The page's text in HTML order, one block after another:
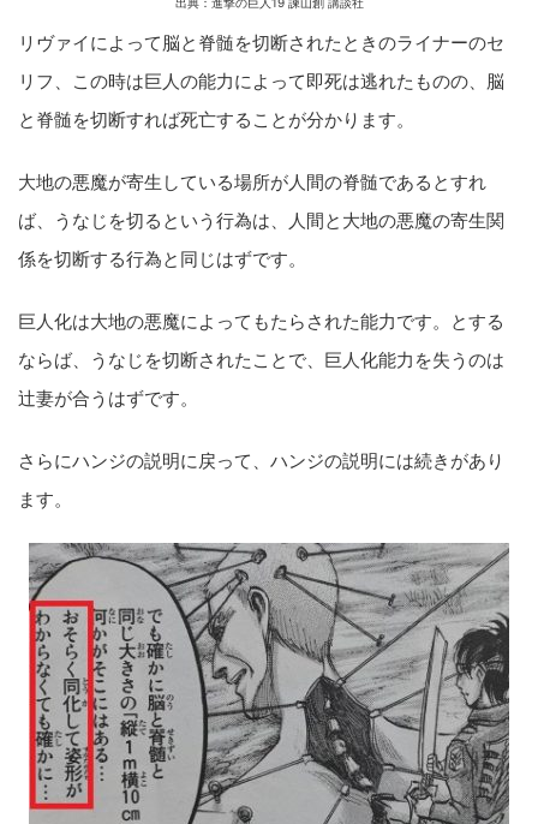
リヴァイによって脳と脊髄を切断されたときのライナーのセ
リフ、この時は巨人の能力によって即死は逃れたものの、脳
と脊髄を切断すれば死亡することが分かります。
大地の悪魔が寄生している場所が人間の脊髄であるとすれ
ば、うなじを切るという行為は、人間と大地の悪魔の寄生関
係を切断する行為と同じはずです。
巨人化は大地の悪魔によってもたらされた能力です。とする
ならば、うなじを切断されたことで、巨人化能力を失うのは
辻妻が合うはずです。
さらにハンジの説明に戻って、ハンジの説明には続きがあり
ます。